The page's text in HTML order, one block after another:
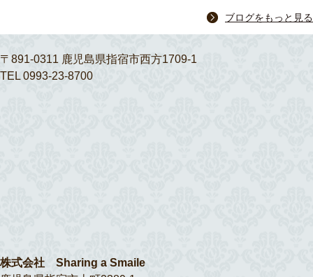
ブログをもっと見る
〒891-0311 鹿児島県指宿市西方1709-1
TEL 0993-23-8700
株式会社 Sharing a Smaile